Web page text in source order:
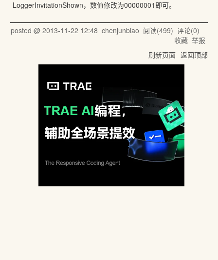
LoggerInvitationShown，数值修改为00000001即可。
posted @ 2013-11-22 12:48 chenjunbiao 阅读(499) 评论(0)
收藏 举报
刷新页面 返回顶部